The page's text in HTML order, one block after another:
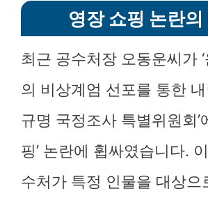
영장 쇼핑 논란의
최근 공수처장 오동운씨가
의 비상계엄 선포를 통한
규명 국정조사 특별위원회’
핑’ 논란에 휩싸였습니다.
수처가 특정 인물을 대상으